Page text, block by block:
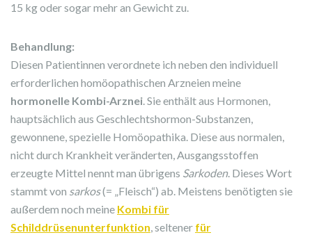
15 kg oder sogar mehr an Gewicht zu.
Behandlung:
Diesen Patientinnen verordnete ich neben den individuell
erforderlichen homöopathischen Arzneien meine
hormonelle Kombi-Arznei. Sie enthält aus Hormonen,
hauptsächlich aus Geschlechtshormon-Substanzen,
gewonnene, spezielle Homöopathika. Diese aus normalen,
nicht durch Krankheit veränderten, Ausgangsstoffen
erzeugte Mittel nennt man übrigens Sarkoden. Dieses Wort
stammt von sarkos(= „Fleisch“) ab. Meistens benötigten sie
außerdem noch meine Kombi für
Schilddrüsenunterfunktion, seltener für